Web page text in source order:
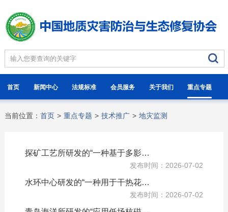
首页 新闻中心 法规标准 会员服务 关于我们 重点专题
当前位置： 首页 > 重点专题 > 技术推广 > 地灾监测
探矿工艺所研发的“一种基于多影响因素分析的山体崩塌的预警方法及系统”获国家发明专利
发布时间：2026-07-02
水环中心研发的“一种用于干热花岗岩建造人工热储的压裂泵注工艺”获国家发明专利
发布时间：2026-07-02